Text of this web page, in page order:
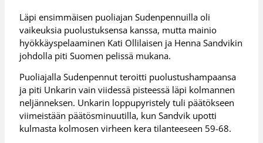
Läpi ensimmäisen puoliajan Sudenpennuilla oli
vaikeuksia puolustuksensa kanssa, mutta mainio
hyökkäyspelaaminen Kati Ollilaisen ja Henna Sandvikin
johdolla piti Suomen pelissä mukana.
Puoliajalla Sudenpennut teroitti puolustushampaansa
ja piti Unkarin vain viidessä pisteessä läpi kolmannen
neljänneksen. Unkarin loppupyristely tuli päätökseen
viimeistään päätösminuutilla, kun Sandvik upotti
kulmasta kolmosen virheen kera tilanteeseen 59-68.